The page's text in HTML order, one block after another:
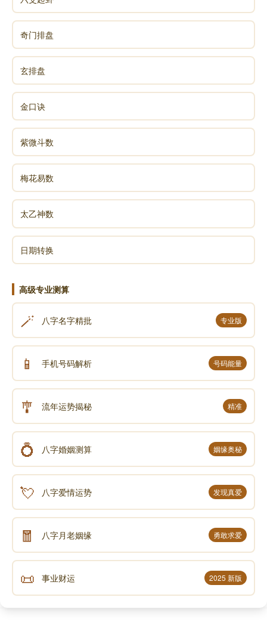
奇门排盘
玄排盘
金口诀
紫微斗数
梅花易数
太乙神数
日期转换
高级专业测算
🪄 八字名字精批 专业版
📱 手机号码解析 号码能量
🎐 流年运势揭秘 精准
💍 八字婚姻测算 姻缘奥秘
💘 八字爱情运势 发现真爱
🧧 八字月老姻缘 勇敢求爱
📜 事业财运 2025 新版